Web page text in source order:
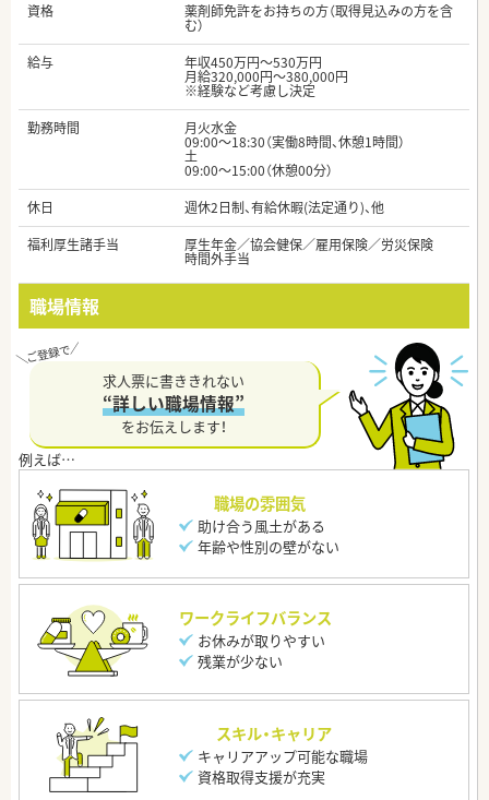
資格
薬剤師免許をお持ちの方（取得見込みの方を含
む）
給与
年収450万円～530万円
月給320,000円～380,000円
※経験など考慮し決定
勤務時間
月火水金
09:00～18:30（実働8時間、休憩1時間）
土
09:00～15:00（休憩00分）
休日
週休2日制、有給休暇(法定通り)、他
福利厚生諸手当
厚生年金／協会健保／雇用保険／労災保険
時間外手当
職場情報
求人票に書ききれない
“詳しい職場情報”
をお伝えします！
職場の雰囲気
助け合う風土がある
年齢や性別の壁がない
ワークライフバランス
お休みが取りやすい
残業が少ない
スキル・キャリア
キャリアアップ可能な職場
資格取得支援が充実